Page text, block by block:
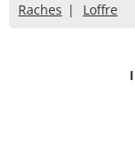
Raches
Loffre